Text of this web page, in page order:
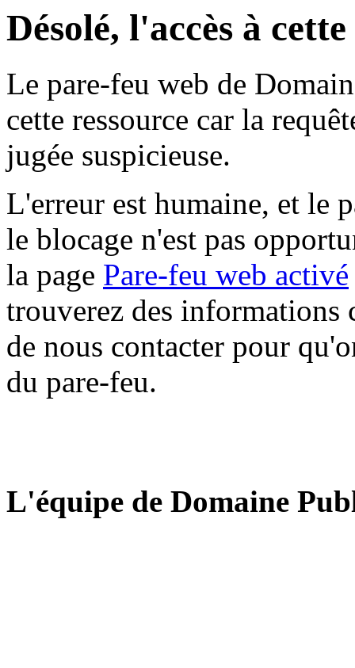
Désolé, l'accès à
Le pare-feu web de
cette ressource car la
jugée suspicieuse.
L'erreur est humaine, et le
le blocage n'est pas
la page Pare-feu web activé
trouverez des informations
de nous contacter pour
du pare-feu.
L'équipe de Domaine